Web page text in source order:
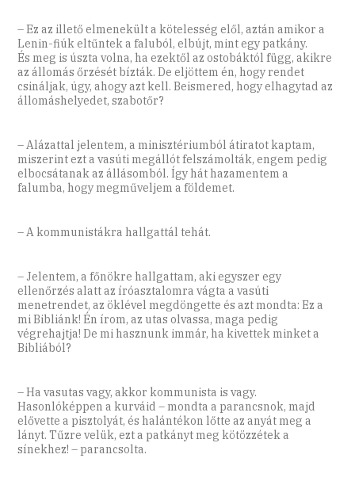
– Ez az illető elmenekült a kötelesség elől, aztán amikor a
Lenin-­fiúk eltűntek a faluból, elbújt, mint egy patkány.
És meg is úszta volna, ha ezektől az ostobáktól függ, akikre
az állomás őrzését bízták. De eljöttem én, hogy rendet
csináljak, úgy, ahogy azt kell. Beismered, hogy elhagytad az
állomáshelyedet, szabotőr?
– Alázattal jelentem, a minisztériumból átiratot kaptam,
miszerint ezt a vasúti megállót felszámolták, engem pedig
elbocsátanak az állásomból. Így hát hazamentem a
falumba, hogy megműveljem a földemet.
– A kommunistákra hallgattál tehát.
– Jelentem, a főnökre hallgattam, aki egyszer egy
ellenőrzés alatt az íróasztalomra vágta a vasúti
menetrendet, az öklével megdöngette és azt mondta: Ez a
mi Bibliánk! Én írom, az utas olvassa, maga pedig
végrehajtja! De mi hasznunk immár, ha kivettek minket a
Bibliából?
– Ha vasutas vagy, akkor kommunista is vagy.
Hasonlóképpen a kurváid – mondta a parancsnok, majd
elővette a pisztolyát, és halántékon lőtte az anyát meg a
lányt. Tűzre velük, ezt a patkányt meg kötözzétek a
sínekhez! – parancsolta.